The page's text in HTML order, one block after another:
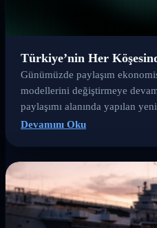
Türkiye’nin Her
Günümüzde paylaşım
modellerini değiştirmeye
paylaşımı alanında yapılan
Devamını Oku